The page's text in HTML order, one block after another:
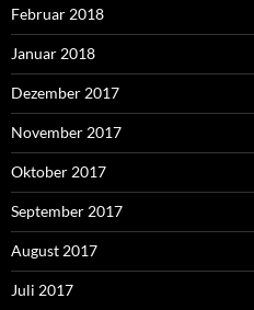
Februar 2018
Januar 2018
Dezember 2017
November 2017
Oktober 2017
September 2017
August 2017
Juli 2017